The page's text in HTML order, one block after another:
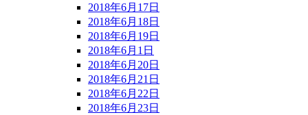
2018年6月17日
2018年6月18日
2018年6月19日
2018年6月1日
2018年6月20日
2018年6月21日
2018年6月22日
2018年6月23日